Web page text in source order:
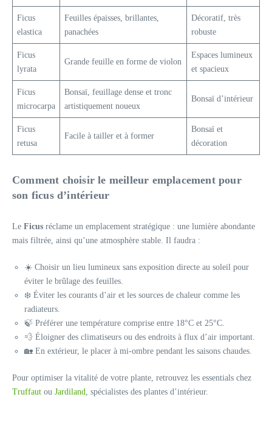
Ficus
elastica
Feuilles épaisses, brillantes,
panachées
Décoratif, très
robuste
Ficus
lyrata
Grande feuille en forme de violon
Espaces lumineux
et spacieux
Ficus
microcarpa
Bonsaï, feuillage dense et tronc
artistiquement noueux
Bonsaï d’intérieur
Ficus
retusa
Facile à tailler et à former
Bonsaï et
décoration
Comment choisir le meilleur emplacement pour
son ficus d’intérieur
Le Ficus réclame un emplacement stratégique : une lumière abondante
mais filtrée, ainsi qu’une atmosphère stable. Il faudra :
☀️ Choisir un lieu lumineux sans exposition directe au soleil pour
éviter le brûlage des feuilles.
❄️ Éviter les courants d’air et les sources de chaleur comme les
radiateurs.
🍃 Préférer une température comprise entre 18°C et 25°C.
💨 Éloigner des climatiseurs ou des endroits à flux d’air important.
🏡 En extérieur, le placer à mi-ombre pendant les saisons chaudes.
Pour optimiser la vitalité de votre plante, retrouvez les essentials chez
Truffaut ou Jardiland, spécialistes des plantes d’intérieur.